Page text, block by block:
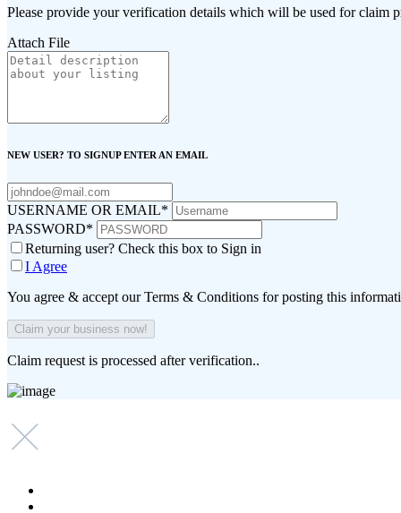
Please provide your verification details which will be used for claim
Attach File
NEW USER? TO SIGNUP ENTER AN EMAIL
USERNAME OR EMAIL*
PASSWORD*
Returning user? Check this box to Sign in
I Agree
You agree & accept our Terms & Conditions for posting this
Claim request is processed after verification..